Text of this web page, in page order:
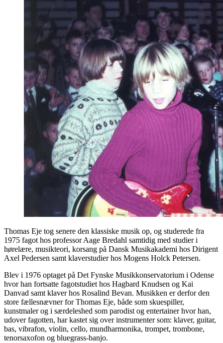
Thomas Eje tog senere den klassiske musik op, og studerede fra
1975 fagot hos professor Aage Bredahl samtidig med studier i
hørelære, musikteori, korsang på Dansk Musikakademi hos Dirigent
Axel Pedersen samt klaverstudier hos Mogens Holck Petersen.
Blev i 1976 optaget på Det Fynske Musikkonservatorium i Odense
hvor han fortsatte fagotstudiet hos Hagbard Knudsen og Kai
Danvad samt klaver hos Rosalind Bevan. Musikken er derfor den
store fællesnævner for Thomas Eje, både som skuespiller,
kunstmaler og i særdeleshed som parodist og entertainer hvor han,
udover fagotten, har kastet sig over instrumenter som: klaver, guitar,
bas, vibrafon, violin, cello, mundharmonika, trompet, trombone,
tenorsaxofon og bluegrass-banjo.